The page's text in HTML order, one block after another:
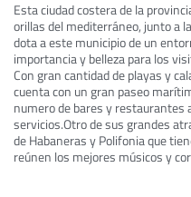
Esta ciudad costera de la
orillas del mediterráneo, junto a
dota a este municipio de un
importancia y belleza para los
Con gran cantidad de playas y
cuenta con un gran paseo
numero de bares y restaurantes
servicios.Otro de sus grandes
de Habaneras y Polifonia que
reúnen los mejores músicos y